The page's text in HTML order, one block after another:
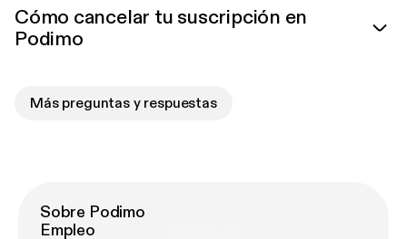
Cómo cancelar tu suscripción en
Podimo
Más preguntas y respuestas
Sobre Podimo
Empleo